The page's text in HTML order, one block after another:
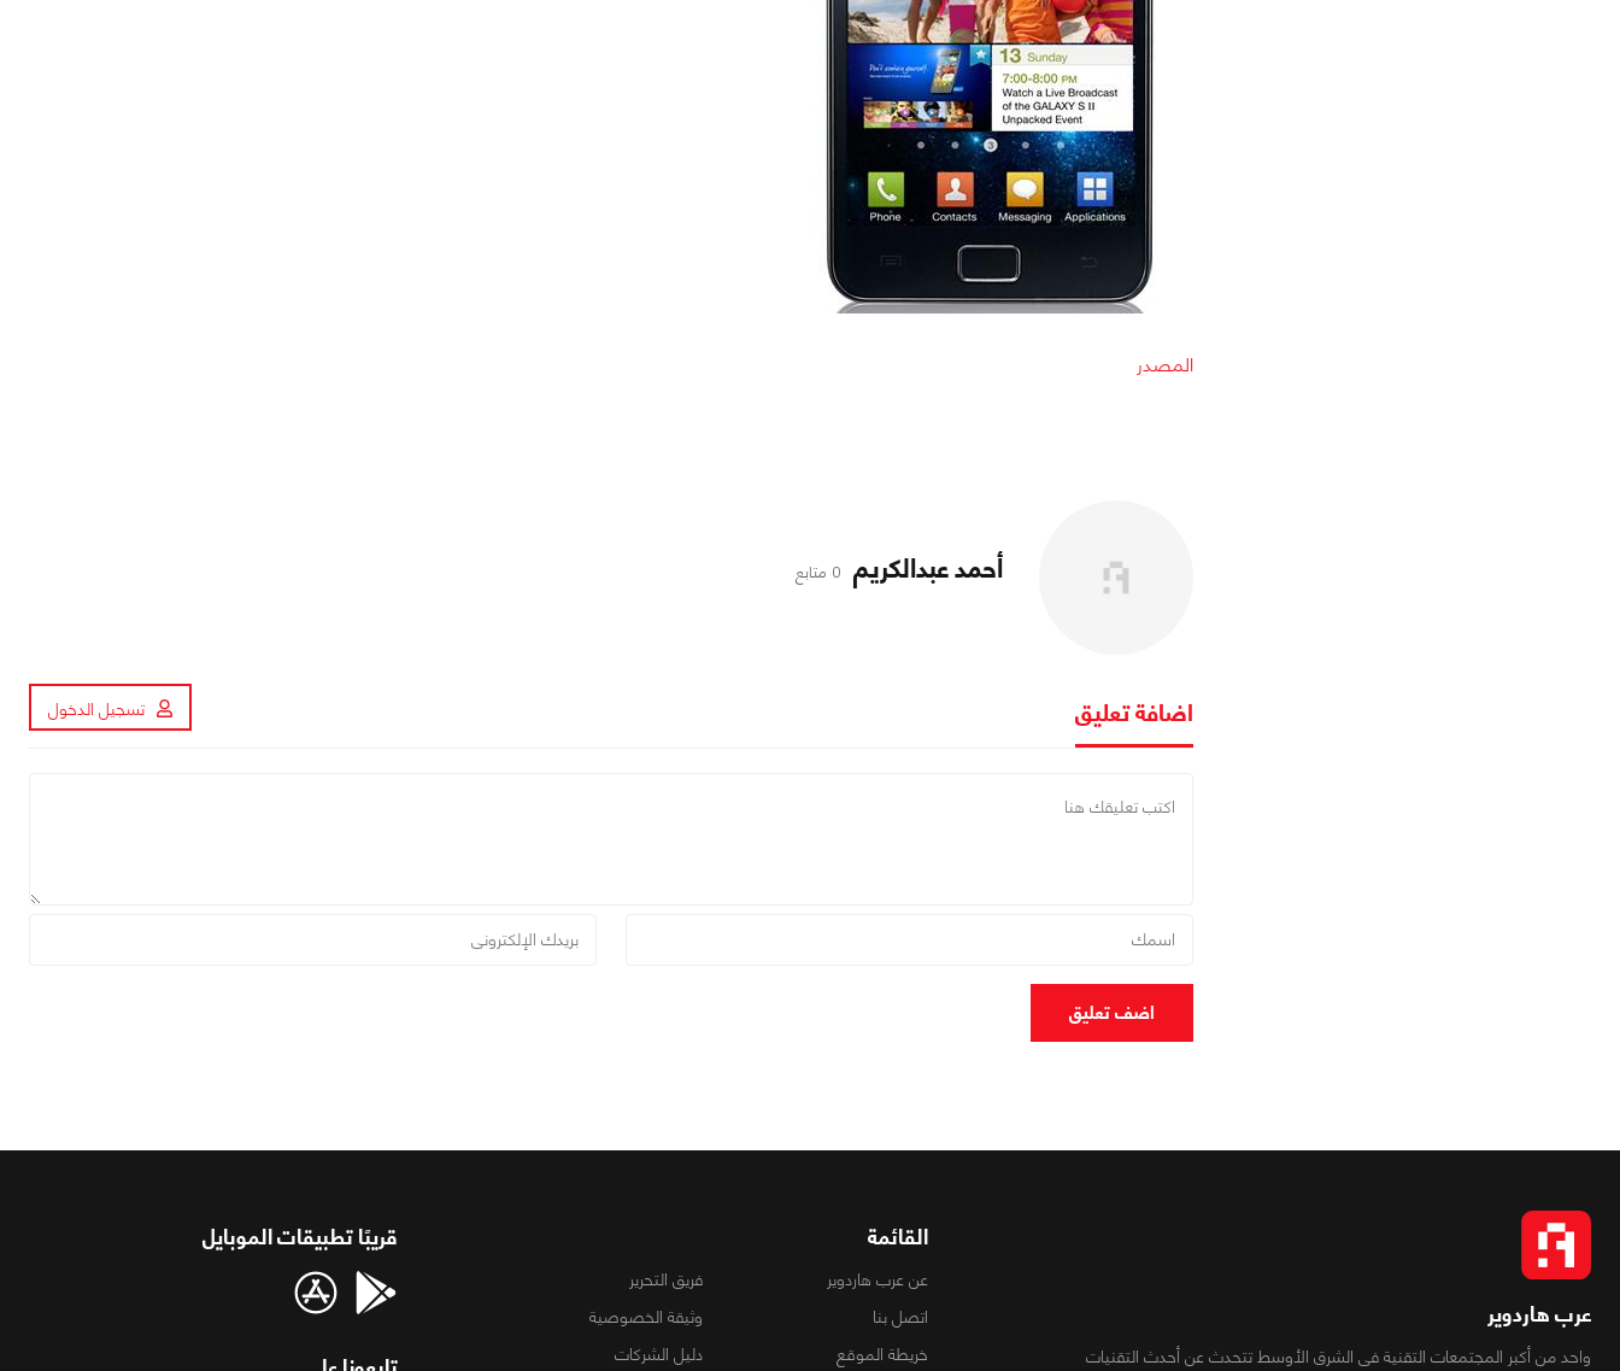
المصدر
أحمد عبدالكريم 0 متابع
اضافة تعليق تسجيل الدخول
اضف تعليق
عرب هاردوير
واحد من أكبر المجتمعات التقنية فى الشرق الأوسط تتحدث عن أحدث التقنيات
القائمة
عن عرب هاردوير
فريق التحرير
اتصل بنا
وثيقة الخصوصية
خريطة الموقع
دليل الشركات
قريبًا تطبيقات الموبايل